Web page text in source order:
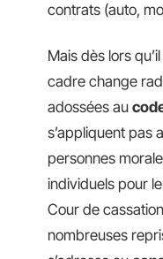
contrats (auto,
Mais dès lors
cadre change
adossées au
s’appliquent pas
personnes
individuels pour
Cour de
nombreuses